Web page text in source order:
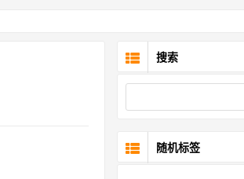
搜索
随机标签